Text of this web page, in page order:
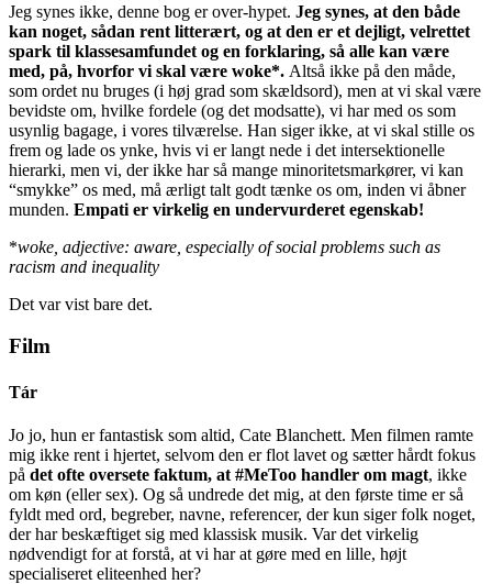
Jeg synes ikke, denne bog er over-hypet. Jeg synes, at den både
kan noget, sådan rent litterært, og at den er et dejligt, velrettet
spark til klassesamfundet og en forklaring, så alle kan være
med, på, hvorfor vi skal være woke*. Altså ikke på den måde,
som ordet nu bruges (i høj grad som skældsord), men at vi skal være
bevidste om, hvilke fordele (og det modsatte), vi har med os som
usynlig bagage, i vores tilværelse. Han siger ikke, at vi skal stille os
frem og lade os ynke, hvis vi er langt nede i det intersektionelle
hierarki, men vi, der ikke har så mange minoritetsmarkører, vi kan
“smykke” os med, må ærligt talt godt tænke os om, inden vi åbner
munden. Empati er virkelig en undervurderet egenskab!
*woke, adjective: aware, especially of social problems such as
racism and inequality
Det var vist bare det.
Film
Tár
Jo jo, hun er fantastisk som altid, Cate Blanchett. Men filmen ramte
mig ikke rent i hjertet, selvom den er flot lavet og sætter hårdt fokus
på det ofte oversete faktum, at #MeToo handler om magt, ikke
om køn (eller sex). Og så undrede det mig, at den første time er så
fyldt med ord, begreber, navne, referencer, der kun siger folk noget,
der har beskæftiget sig med klassisk musik. Var det virkelig
nødvendigt for at forstå, at vi har at gøre med en lille, højt
specialiseret eliteenhed her?